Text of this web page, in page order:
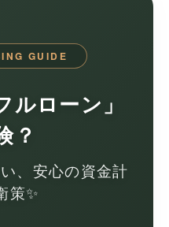
GUIDE
ルローン」
？
、安心の資金計
策️✨